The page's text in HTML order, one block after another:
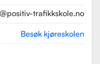
trafikkskole.no
Besøk kjøreskolen